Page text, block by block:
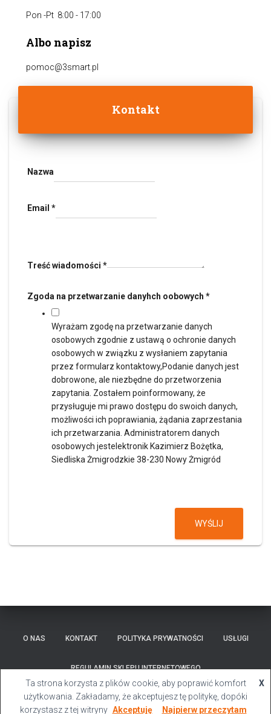
Pon -Pt 8:00 - 17:00
Albo napisz
pomoc@3smart.pl
Kontakt
Nazwa
Email *
Treść wiadomości *
Zgoda na przetwarzanie danyhch oobowych *
Wyrażam zgodę na przetwarzanie danych
osobowych zgodnie z ustawą o ochronie danych
osobowych w związku z wysłaniem zapytania
przez formularz kontaktowy,Podanie danych jest
dobrowone, ale niezbędne do przetworzenia
zapytania. Zostałem poinformowany, że
przysługuje mi prawo dostępu do swoich danych,
możliwości ich poprawiania, żądania zaprzestania
ich przetwarzania. Administratorem danych
osobowych jestelektronik Kazimierz Bożętka,
Siedliska Żmigrodzkie 38-230 Nowy Żmigród
WYŚLIJ
O NAS KONTAKT POLITYKA PRYWATNOŚCI USŁUGI
REGULAMIN SKLEPU INTERNETOWEGO
Hestia | Stworzone przezThemeIsle
Ta strona korzysta z plików cookie, aby poprawić komfort
użytkowania. Zakładamy, że akceptujesz tę politykę, dopóki
korzystasz z tej witryny
X
Akceptuję Najpierw przeczytam